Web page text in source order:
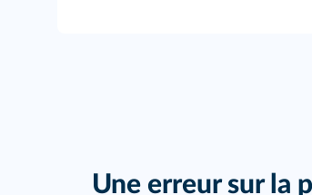
Une erreur sur la